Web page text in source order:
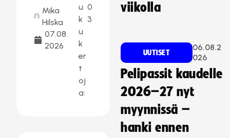
Mika
Hilska
07.08.
2026
u
k
u
k
er
t
oj
a:
0
3
viikolla
UUTISET
06.08.2
026
Pelipassit kaudelle
2026–27 nyt
myynnissä –
hanki ennen